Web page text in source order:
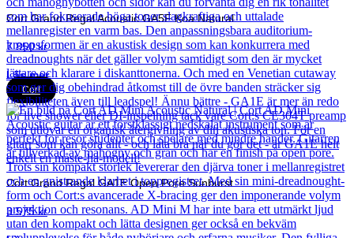
Cort Grand Regal Acoustic GA5F Koa Natural
7 850kr
Läs mer
Cort
Cort Grand Regal GA1E Open Pore Sunburst
3 575kr